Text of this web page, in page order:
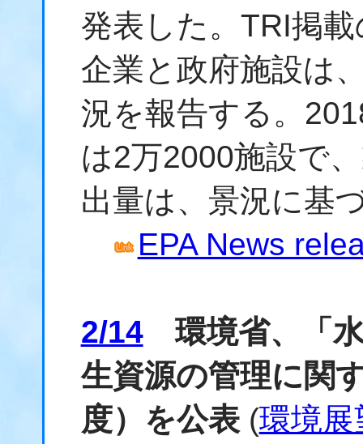
発表した。TRI掲
企業と政府施設は
況を報告する。
は2万2000施設で
出量は、景況に基
EPA News
2/14環境省、「水
生資源の管理に関
度）を公表 (環境展